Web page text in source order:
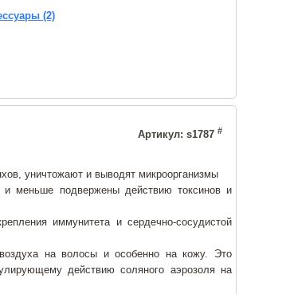
(2)
Артикул: s1787 #
уничтожают и выводят микроорганизмы
меньше подвержены действию токсинов и
иммунитета и сердечно-сосудистой
на волосы и особенно на кожу. Это
действию соляного аэрозоля на